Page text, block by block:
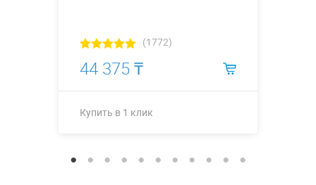
(1772)
44 375 ₸
Купить в 1 клик